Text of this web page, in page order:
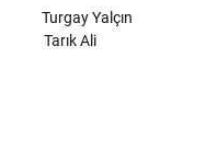
Turgay Yalçın
Tarık Ali